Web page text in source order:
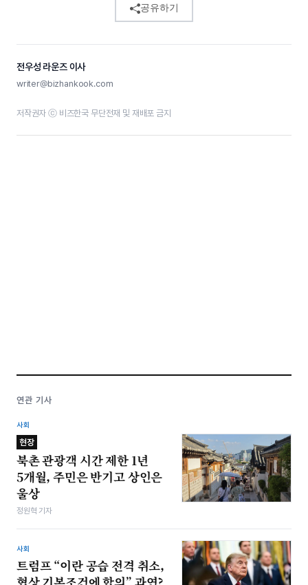
공유하기
전우성 라운즈 이사
writer@bizhankook.com
저작권자 ⓒ 비즈한국 무단전재 및 재배포 금지
연관 기사
사회
현장
북촌 관광객 시간 제한 1년
5개월, 주민은 반기고 상인은
울상
정원혁 기자
사회
트럼프 “이란 공습 전격 취소,